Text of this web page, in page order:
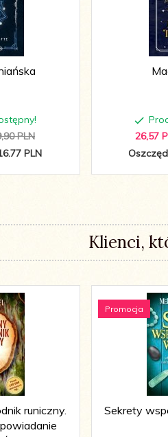
PLN
PLN
26,57
Klienci,
runiczny.
Promocja
Sekrety